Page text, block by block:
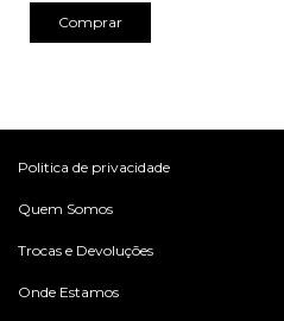
Comprar
Politica de privacidade
Quem Somos
Trocas e Devoluções
Onde Estamos